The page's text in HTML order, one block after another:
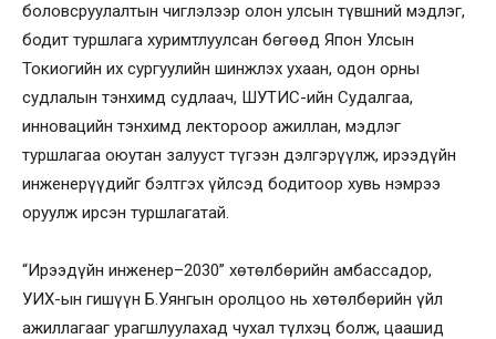
боловсруулалтын чиглэлээр олон улсын түвшний мэдлэг,
бодит туршлага хуримтлуулсан бөгөөд Япон Улсын
Токиогийн их сургуулийн шинжлэх ухаан, одон орны
судлалын тэнхимд судлаач, ШУТИС-ийн Судалгаа,
инновацийн тэнхимд лектороор ажиллан, мэдлэг
туршлагаа оюутан залууст түгээн дэлгэрүүлж, ирээдүйн
инженерүүдийг бэлтгэх үйлсэд бодитоор хувь нэмрээ
оруулж ирсэн туршлагатай.
“Ирээдүйн инженер–2030” хөтөлбөрийн амбассадор,
УИХ-ын гишүүн Б.Уянгын оролцоо нь хөтөлбөрийн үйл
ажиллагааг урагшлуулахад чухал түлхэц болж, цаашид